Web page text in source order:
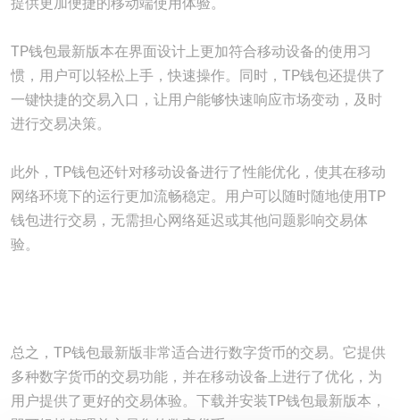
TP钱包最新版本在界面设计上更加符合移动设备的使用习
惯，用户可以轻松上手，快速操作。同时，TP钱包还提供了
一键快捷的交易入口，让用户能够快速响应市场变动，及时
进行交易决策。
此外，TP钱包还针对移动设备进行了性能优化，使其在移动
网络环境下的运行更加流畅稳定。用户可以随时随地使用TP
钱包进行交易，无需担心网络延迟或其他问题影响交易体
验。
总之，TP钱包最新版非常适合进行数字货币的交易。它提供
多种数字货币的交易功能，并在移动设备上进行了优化，为
用户提供了更好的交易体验。下载并安装TP钱包最新版本，